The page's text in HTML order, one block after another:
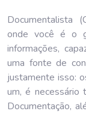
Documentalista
onde você é o
informações,
uma fonte de
justamente isso:
um, é necessário
Documentação,